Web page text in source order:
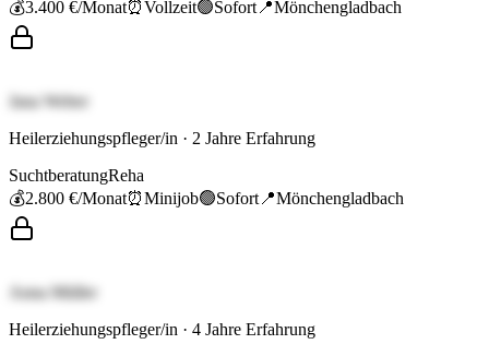
💰3.400 €/Monat⏰Vollzeit🟢Sofort 📍Mönchengladbach
Jana Weber
Heilerziehungspfleger/in · 2 Jahre Erfahrung
SuchtberatungReha
💰2.800 €/Monat⏰Minijob🟢Sofort 📍Mönchengladbach
Anna Müller
Heilerziehungspfleger/in · 4 Jahre Erfahrung